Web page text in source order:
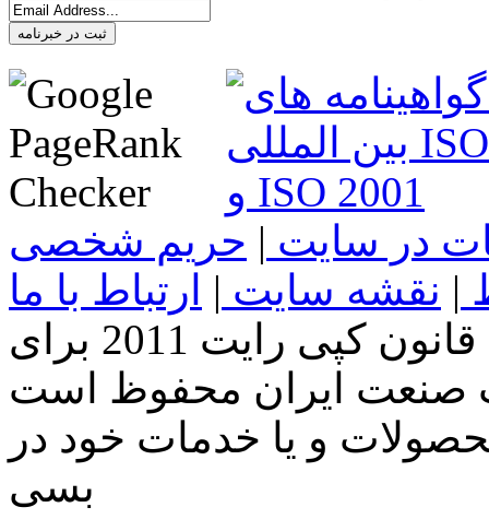
ثبت در خبرنامه
در سایت | حریم شخصی
| نقشه سایت |
ارتباط با ما
تمامی حقوق این سایت طبق قانون کپی رایت 2011 برای
و یا خدمات خود در
بسی